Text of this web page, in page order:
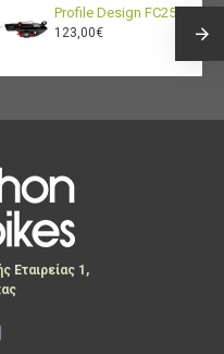
Profile Design FC25
123,00€
Εταιρείας 1,